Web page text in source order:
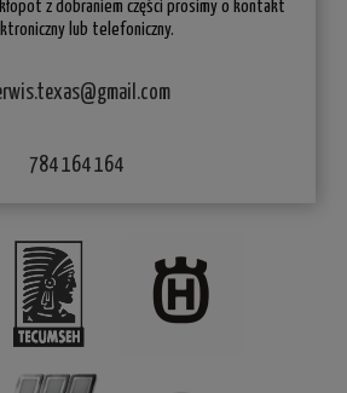
z dobraniem części prosimy o kontakt
lub telefoniczny.
784 164 164